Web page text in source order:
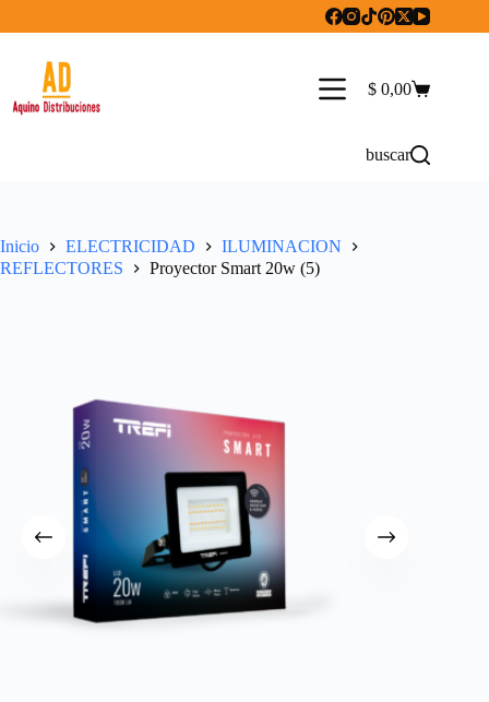
Carro
$ 0,00
buscar
Inicio ELECTRICIDAD
ILUMINACION
REFLECTORES
Proyector Smart 20w (5)